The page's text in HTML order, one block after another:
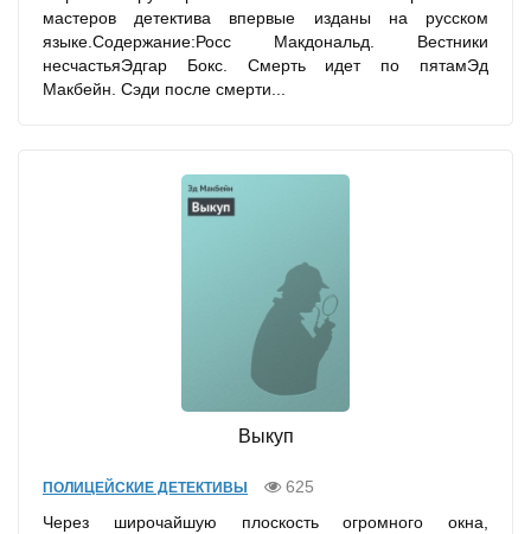
мастеров детектива впервые изданы на русском
языке.Содержание:Росс Макдональд. Вестники
несчастьяЭдгар Бокс. Смерть идет по пятамЭд
Макбейн. Сэди после смерти...
Выкуп
ПОЛИЦЕЙСКИЕ ДЕТЕКТИВЫ
625
Через широчайшую плоскость огромного окна,